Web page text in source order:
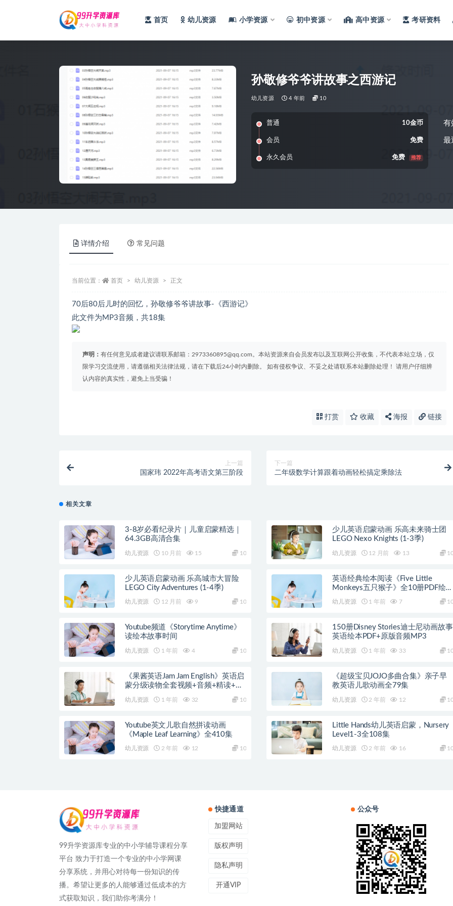
首页 幼儿资源 小学资源 初中资源 高中资源 考研资料
孙敬修爷爷讲故事之西游记
幼儿资源 4 年前 10
普通 10金币
会员 免费
永久会员 免费 推荐
有
最
详情介绍 常见问题
当前位置： 首页 幼儿资源 正文
70后80后儿时的回忆，孙敬修爷爷讲故事-《西游记》
此文件为MP3音频，共18集
声明： 有任何意见或者建议请联系邮箱：2973360895@qq.com。本站资源来自会员发布以及互联网公开收集，不代表本站立场，仅
限学习交流使用，请遵循相关法律法规，请在下载后24小时内删除。 如有侵权争议、不妥之处请联系本站删除处理！ 请用户仔细辨
认内容的真实性，避免上当受骗！
打赏 收藏 海报 链接
上一篇
国家玮 2022年高考语文第三阶段
下一篇
二年级数学计算跟着动画轻松搞定乘除法
相关文章
3-8岁必看纪录片｜儿童启蒙精选｜
64.3GB高清合集
幼儿资源 10 月前 15 10
少儿英语启蒙动画 乐高未来骑士团
LEGO Nexo Knights (1-3季)
幼儿资源 12 月前 13
少儿英语启蒙动画 乐高城市大冒险
LEGO City Adventures (1-4季)
幼儿资源 12 月前 9 10
英语经典绘本阅读《Five Little
Monkeys五只猴子》全10册PDF绘本
幼儿资源 1 年前 7
Youtube频道《Storytime Anytime》
读绘本故事时间
幼儿资源 1 年前 4 10
150册Disney Stories迪士尼动画故事
英语绘本PDF+原版音频MP3
幼儿资源 1 年前 33
《果酱英语Jam Jam English》英语启
蒙分级读物全套视频+音频+精读+教
幼儿资源 1 年前 32 10
《超级宝贝JOJO多曲合集》亲子早
教英语儿歌动画全79集
幼儿资源 2 年前 12
Youtube英文儿歌自然拼读动画
《Maple Leaf Learning》全410集
幼儿资源 2 年前 12 10
Little Hands幼儿英语启蒙，Nursery
Level1-3全108集
幼儿资源 2 年前 16
99升学资源库专业的中小学辅导课程分享
平台 致力于打造一个专业的中小学网课
分享系统，并用心对待每一份知识的传
播。希望让更多的人能够通过低成本的方
式获取知识，我们助你考满分！
快捷通道
加盟网站
版权声明
隐私声明
开通VIP
公众号